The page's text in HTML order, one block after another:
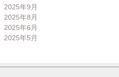
2025年9月
2025年8月
2025年6月
2025年5月